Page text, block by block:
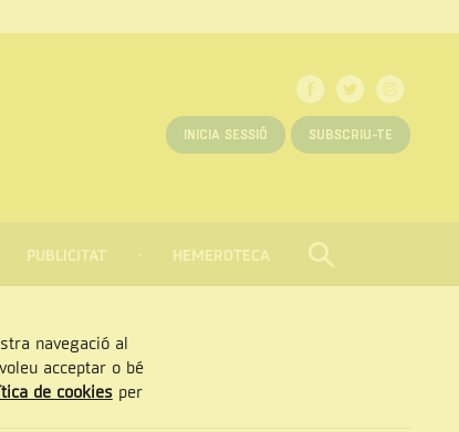
INICIA SESSIÓ SUBSCRIU-TE
PUBLICITAT HEMEROTECA CERCAR
navegació al
acceptar o bé
de cookiesper